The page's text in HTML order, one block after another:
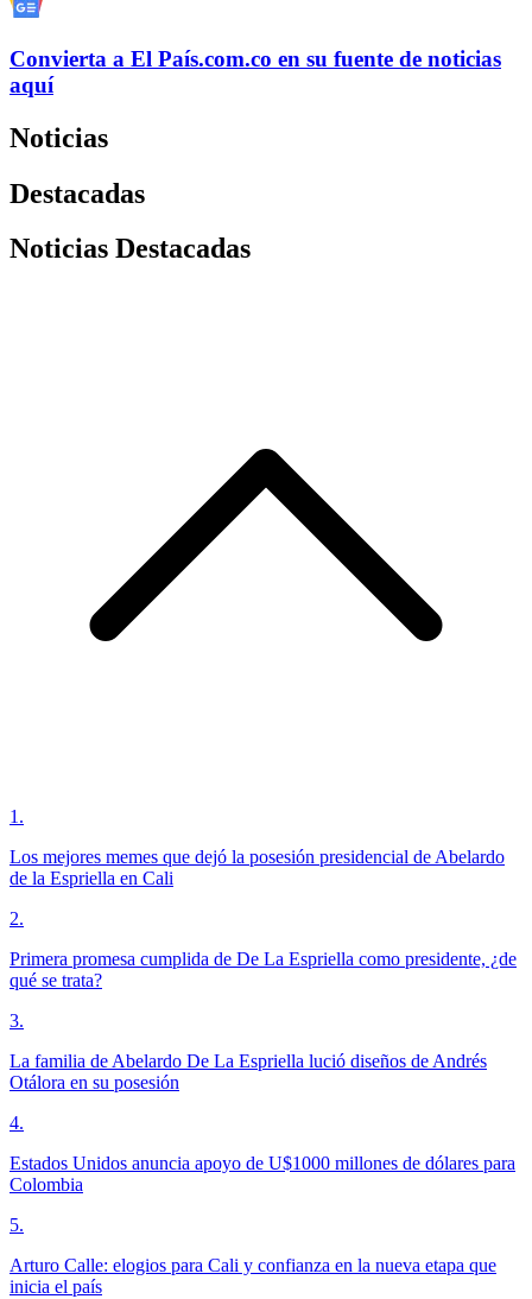
Convierta a El País.com.co en su fuente de noticias
aquí
Noticias
Destacadas
Noticias Destacadas
1 .
Los mejores memes que dejó la posesión presidencial de Abelardo
de la Espriella en Cali
2.
Primera promesa cumplida de De La Espriella como presidente, ¿de
qué se trata?
3.
La familia de Abelardo De La Espriella lució diseños de Andrés
Otálora en su posesión
4.
Estados Unidos anuncia apoyo de U$1000 millones de dólares para
Colombia
5.
Arturo Calle: elogios para Cali y confianza en la nueva etapa que
inicia el país